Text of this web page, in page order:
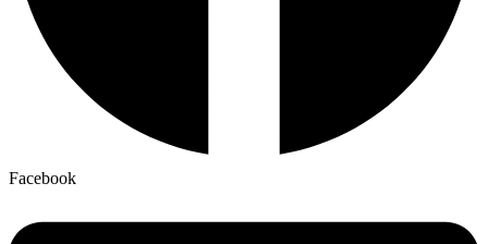
Facebook